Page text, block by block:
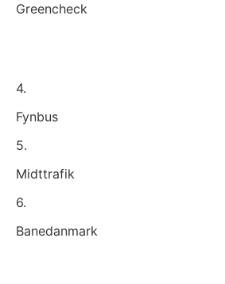
Greencheck
4.
Fynbus
5.
Midttrafik
6.
Banedanmark